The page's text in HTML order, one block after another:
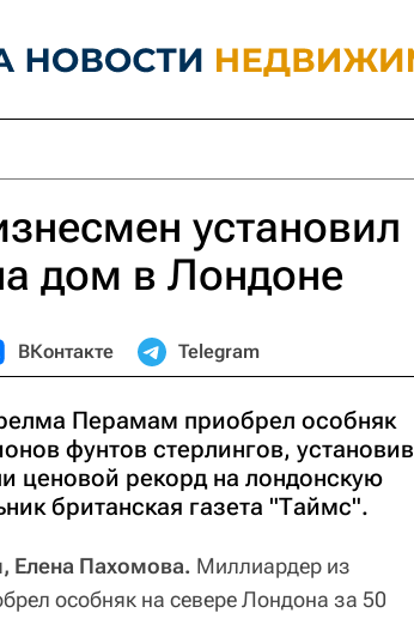
установил
дом в Лондоне
ВКонтакте Telegram
Перамам приобрел особняк
фунтов стерлингов, установив
ценовой рекорд на лондонскую
британская газета "Таймс".
Елена Пахомова. Миллиардер из
особняк на севере Лондона за 50